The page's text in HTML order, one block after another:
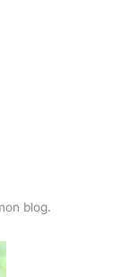
blog.